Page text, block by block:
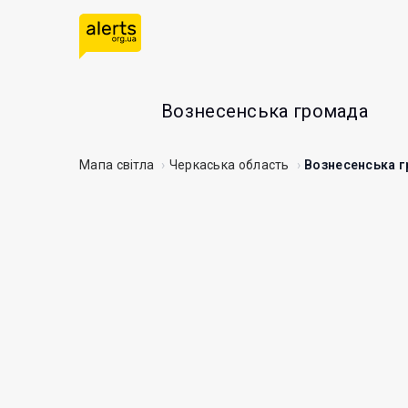
Вознесенська громада
Мапа світла Черкаська область Вознесенська